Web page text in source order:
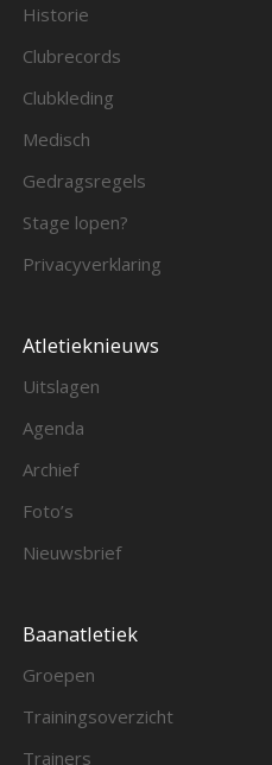
Historie
Clubrecords
Clubkleding
Medisch
Gedragsregels
Stage lopen?
Privacyverklaring
Atletieknieuws
Uitslagen
Agenda
Archief
Foto’s
Nieuwsbrief
Baanatletiek
Groepen
Trainingsoverzicht
Trainers